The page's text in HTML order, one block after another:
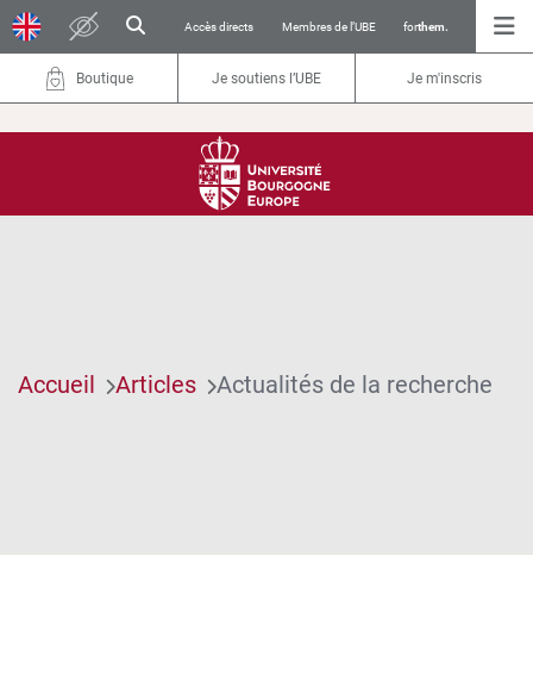
Accès directs Membres de l’UBE forthem.
Boutique Je soutiens l’UBE Je m'inscris
Accueil Articles Actualités de la recherche